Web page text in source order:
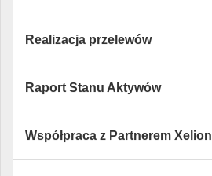
Realizacja przelewów
Raport Stanu Aktywów
Współpraca z Partnerem Xelion